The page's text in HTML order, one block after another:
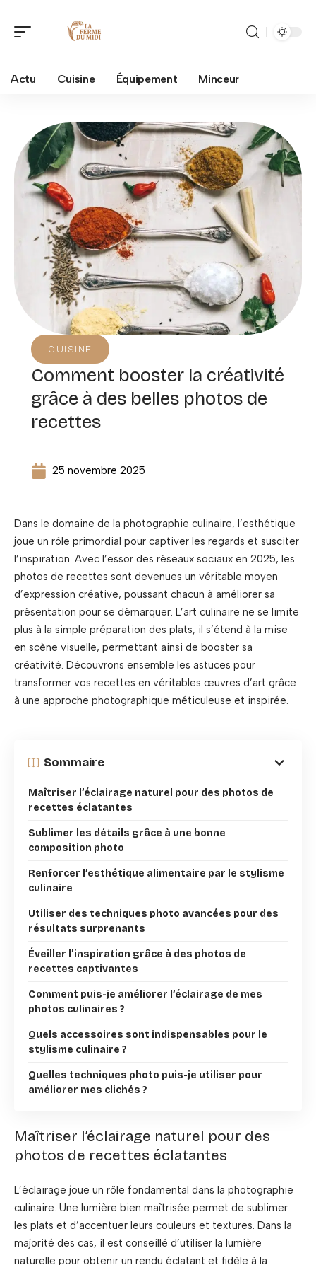
Actu Cuisine Équipement Minceur
CUISINE
Comment booster la créativité
grâce à des belles photos de
recettes
25 novembre 2025
Dans le domaine de la photographie culinaire, l’esthétique
joue un rôle primordial pour captiver les regards et susciter
l’inspiration. Avec l’essor des réseaux sociaux en 2025, les
photos de recettes sont devenues un véritable moyen
d’expression créative, poussant chacun à améliorer sa
présentation pour se démarquer. L’art culinaire ne se limite
plus à la simple préparation des plats, il s’étend à la mise
en scène visuelle, permettant ainsi de booster sa
créativité. Découvrons ensemble les astuces pour
transformer vos recettes en véritables œuvres d’art grâce
à une approche photographique méticuleuse et inspirée.
Sommaire
Maîtriser l’éclairage naturel pour des photos de
recettes éclatantes
Sublimer les détails grâce à une bonne
composition photo
Renforcer l’esthétique alimentaire par le stylisme
culinaire
Utiliser des techniques photo avancées pour des
résultats surprenants
Éveiller l’inspiration grâce à des photos de
recettes captivantes
Comment puis-je améliorer l’éclairage de mes
photos culinaires ?
Quels accessoires sont indispensables pour le
stylisme culinaire ?
Quelles techniques photo puis-je utiliser pour
améliorer mes clichés ?
Maîtriser l’éclairage naturel pour des
photos de recettes éclatantes
L’éclairage joue un rôle fondamental dans la photographie
culinaire. Une lumière bien maîtrisée permet de sublimer
les plats et d’accentuer leurs couleurs et textures. Dans la
majorité des cas, il est conseillé d’utiliser la lumière
naturelle pour obtenir un rendu éclatant et fidèle à la